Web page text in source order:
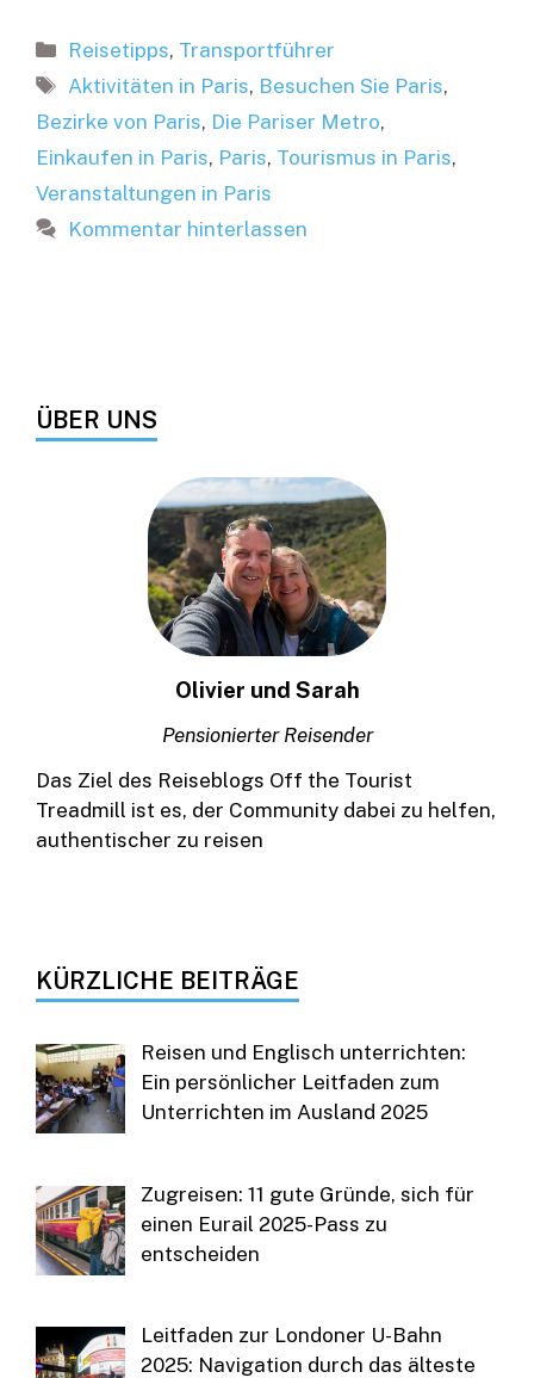
Kategorien
Reisetipps, Transportführer
Schlagwörter
Aktivitäten in Paris, Besuchen Sie Paris,
Bezirke von Paris, Die Pariser Metro,
Einkaufen in Paris, Paris, Tourismus in Paris,
Veranstaltungen in Paris
Kommentar hinterlassen
ÜBER UNS
Olivier und Sarah
Pensionierter Reisender
Das Ziel des Reiseblogs Off the Tourist
Treadmill ist es, der Community dabei zu helfen,
authentischer zu reisen
KÜRZLICHE BEITRÄGE
Reisen und Englisch unterrichten:
Ein persönlicher Leitfaden zum
Unterrichten im Ausland 2025
Zugreisen: 11 gute Gründe, sich für
einen Eurail 2025-Pass zu
entscheiden
Leitfaden zur Londoner U-Bahn
2025: Navigation durch das älteste